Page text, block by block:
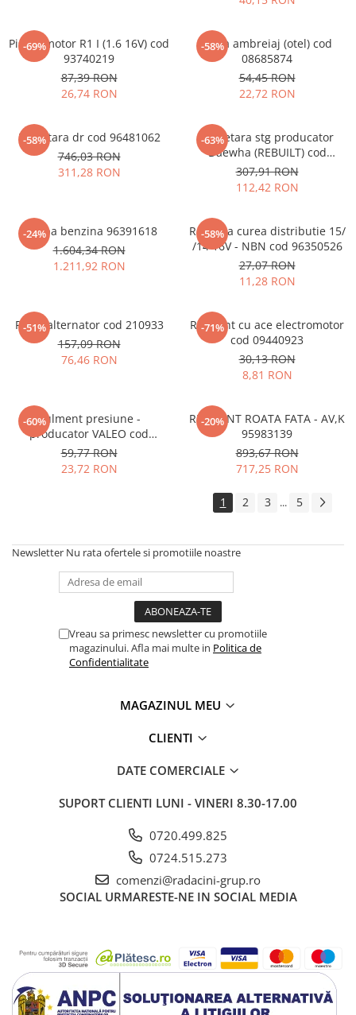
-69%
Piston motor R1 I (1.6 16V) cod
93740219
87,39 RON
26,74 RON
-58%
Placa ambreiaj (otel) cod
08685874
54,45 RON
22,72 RON
-58%
Planetara dr cod 96481062
746,03 RON
311,28 RON
-63%
Planetara stg producator
Daewha (REBUILT) cod
96474834
307,91 RON
112,42 RON
-24%
Pompa benzina 96391618
1.604,34 RON
1.211,92 RON
-58%
Rola fixa curea distributie 15/
/14 16V - NBN cod 96350526
27,07 RON
11,28 RON
-51%
Rotor alternator cod 210933
157,09 RON
76,46 RON
-71%
Rulment cu ace electromotor
cod 09440923
30,13 RON
8,81 RON
-60%Rulment presiune -
producator VALEO cod
90251210
59,77 RON
23,72 RON
-20%
RULMENT ROATA FATA - AV,K
95983139
893,67 RON
717,25 RON
1 2 3 ... 5
Newsletter Nu rata ofertele si promotiile noastre
Vreau sa primesc newsletter cu promotiile
magazinului. Afla mai multe in Politica de
Confidentialitate
MAGAZINUL MEU
CLIENTI
DATE COMERCIALE
SUPORT CLIENTI LUNI - VINERI 8.30-17.00
0720.499.825
0724.515.273
comenzi@radacini-grup.ro
SOCIAL URMARESTE-NE IN SOCIAL MEDIA